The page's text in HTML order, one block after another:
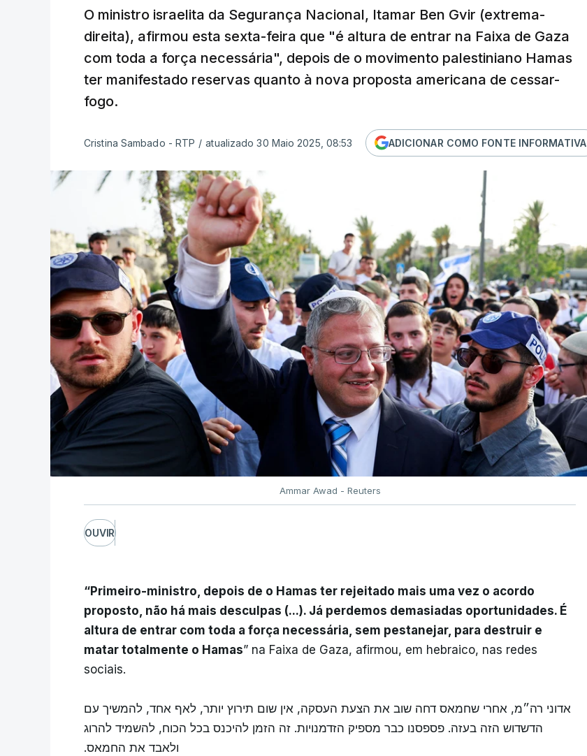
O ministro israelita da Segurança Nacional, Itamar Ben Gvir (extrema-
direita), afirmou esta sexta-feira que "é altura de entrar na Faixa de Gaza
com toda a força necessária", depois de o movimento palestiniano Hamas
ter manifestado reservas quanto à nova proposta americana de cessar-
fogo.
Cristina Sambado - RTP / atualizado 30 Maio 2025, 08:53 ADICIONAR COMO FONTE INFORMATIVA
Ammar Awad - Reuters
OUVIR
“Primeiro-ministro, depois de o Hamas ter rejeitado mais uma vez o acordo
proposto, não há mais desculpas (...). Já perdemos demasiadas oportunidades. É
altura de entrar com toda a força necessária, sem pestanejar, para destruir e
matar totalmente o Hamas” na Faixa de Gaza, afirmou, em hebraico, nas redes
sociais.
אדוני רה״מ, אחרי שחמאס דחה שוב את הצעת העסקה, אין שום תירוץ יותר, לאף אחד, להמשיך עם
הדשדוש הזה בעזה. פספסנו כבר מספיק הזדמנויות. זה הזמן להיכנס בכל הכוח, להשמיד להרוג
ולאבד את החמאס.